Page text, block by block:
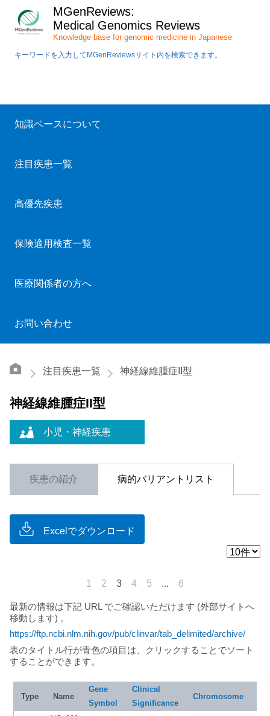
MGenReviews:
Medical Genomics Reviews
Knowledge base for genomic medicine in Japanese
キーワードを入力してMGenReviewsサイト内を検索できます。
知識ベースについて
注目疾患一覧
高優先疾患
保険適用検査一覧
医療関係者の方へ
お問い合わせ
注目疾患一覧 神経線維腫症II型
神経線維腫症II型
小児・神経疾患
疾患の紹介 病的バリアントリスト
Excelでダウンロード
1 2 3 4 5 ... 6
最新の情報は下記 URL でご確認いただけます (外部サイトへ
移動します) 。
https://ftp.ncbi.nlm.nih.gov/pub/clinvar/tab_delimited/archive/
表のタイトル行が青色の項目は、クリックすることでソート
することができます。
Type Name
Gene
Symbol
Clinical
Significance
Chromosome